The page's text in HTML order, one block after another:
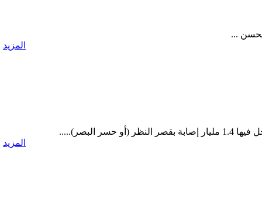
يحسن ...
المزيد
المزيد